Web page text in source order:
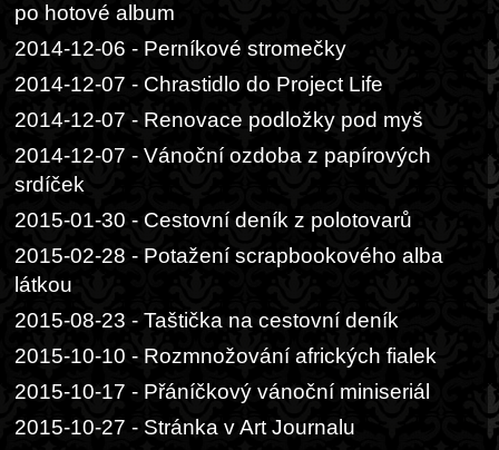
po hotové album
2014-12-06 - Perníkové stromečky
2014-12-07 - Chrastidlo do Project Life
2014-12-07 - Renovace podložky pod myš
2014-12-07 - Vánoční ozdoba z papírových
srdíček
2015-01-30 - Cestovní deník z polotovarů
2015-02-28 - Potažení scrapbookového alba
látkou
2015-08-23 - Taštička na cestovní deník
2015-10-10 - Rozmnožování afrických fialek
2015-10-17 - Přáníčkový vánoční miniseriál
2015-10-27 - Stránka v Art Journalu